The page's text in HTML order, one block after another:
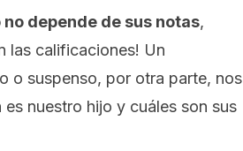
depende de sus notas,
las calificaciones! Un
o suspenso, por otra parte, nos
nuestro hijo y cuáles son sus